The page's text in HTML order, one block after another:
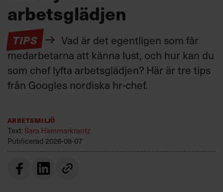
arbetsglädjen
TIPS
Vad är det egentligen som får
medarbetarna att känna lust, och hur kan du
som chef lyfta arbetsglädjen? Här är tre tips
från Googles nordiska hr-chef.
Arbetsmiljö
Text:Sara Hammarkrantz
Publicerad 2026-08-07